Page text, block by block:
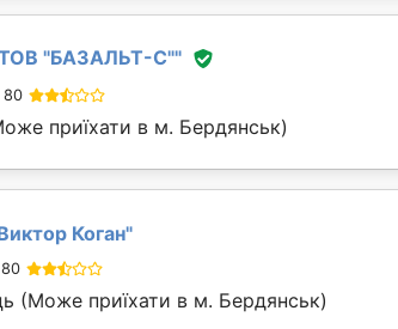
"БАЗАЛЬТ-С""
80
приїхати в м. Бердянськ)
Коган"
80
(Може приїхати в м. Бердянськ)